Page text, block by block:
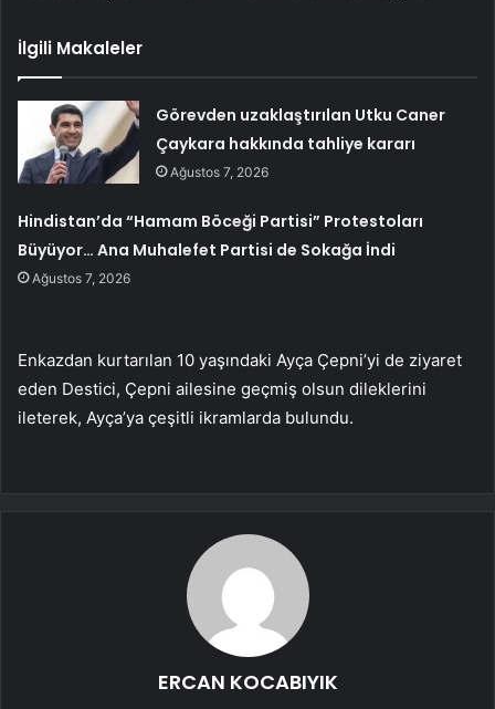
İlgili Makaleler
Görevden uzaklaştırılan Utku Caner
Çaykara hakkında tahliye kararı
Ağustos 7, 2026
Hindistan’da “Hamam Böceği Partisi” Protestoları
Büyüyor… Ana Muhalefet Partisi de Sokağa İndi
Ağustos 7, 2026
Enkazdan kurtarılan 10 yaşındaki Ayça Çepni’yi de ziyaret
eden Destici, Çepni ailesine geçmiş olsun dileklerini
ileterek, Ayça’ya çeşitli ikramlarda bulundu.
ERCAN KOCABIYIK